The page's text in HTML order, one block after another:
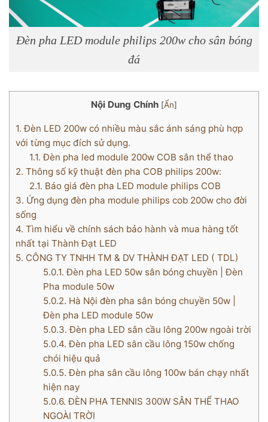
Đèn pha LED module philips 200w cho sân bóng
đá
Nội Dung Chính [Ẩn]
1. Đèn LED 200w có nhiều màu sắc ánh sáng phù hợp
với từng mục đích sử dụng.
1.1. Đèn pha led module 200w COB sân thể thao
2. Thông số kỹ thuật đèn pha COB philips 200w:
2.1. Báo giá đèn pha LED module philips COB
3. Ứng dụng đèn pha module philips cob 200w cho đời
sống
4. Tìm hiểu về chính sách bảo hành và mua hàng tốt
nhất tại Thành Đạt LED
5. CÔNG TY TNHH TM & DV THÀNH ĐẠT LED ( TDL)
5.0.1. Đèn pha LED 50w sân bóng chuyền | Đèn
Pha module 50w
5.0.2. Hà Nội đèn pha sân bóng chuyền 50w |
Đèn pha LED module 50w
5.0.3. Đèn pha LED sân cầu lông 200w ngoài trời
5.0.4. Đèn pha LED sân cầu lông 150w chống
chói hiệu quả
5.0.5. Đèn pha sân cầu lông 100w bán chạy nhất
hiện nay
5.0.6. ĐÈN PHA TENNIS 300W SÂN THỂ THAO
NGOÀI TRỜI